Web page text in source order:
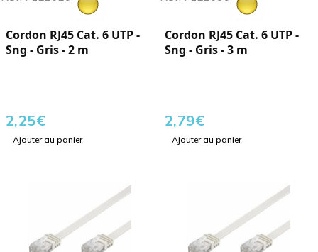
Cordon RJ45 Cat. 6 UTP -
Sng - Gris - 2 m
2,25€
Ajouter au panier
Cordon RJ45 Cat. 6 UTP -
Sng - Gris - 3 m
2,79€
Ajouter au panier